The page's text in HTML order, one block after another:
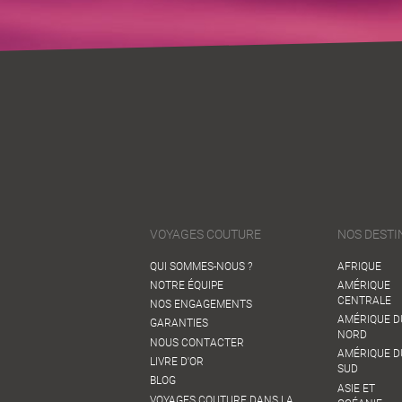
VOYAGES COUTURE
QUI SOMMES-NOUS ?
NOTRE ÉQUIPE
NOS ENGAGEMENTS
GARANTIES
NOUS CONTACTER
LIVRE D'OR
BLOG
NOS
AFRIQUE
AMÉRIQUE
CENTRALE
AMÉRIQUE
NORD
AMÉRIQUE
SUD
ASIE ET